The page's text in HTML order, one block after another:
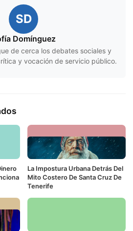
SD
Domínguez
de cerca los debates sociales y
y vocación de servicio público.
La Impostura Urbana Detrás Del
Mito Costero De Santa Cruz De
Tenerife